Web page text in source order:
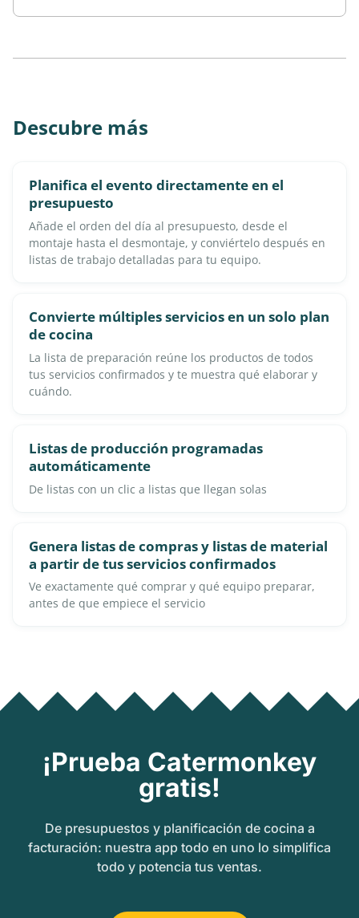
Descubre más
Planifica el evento directamente en el
presupuesto
Añade el orden del día al presupuesto, desde el
montaje hasta el desmontaje, y conviértelo después en
listas de trabajo detalladas para tu equipo.
Convierte múltiples servicios en un solo plan
de cocina
La lista de preparación reúne los productos de todos
tus servicios confirmados y te muestra qué elaborar y
cuándo.
Listas de producción programadas
automáticamente
De listas con un clic a listas que llegan solas
Genera listas de compras y listas de material
a partir de tus servicios confirmados
Ve exactamente qué comprar y qué equipo preparar,
antes de que empiece el servicio
¡Prueba Catermonkey
gratis!
De presupuestos y planificación de cocina a
facturación: nuestra app todo en uno lo simplifica
todo y potencia tus ventas.